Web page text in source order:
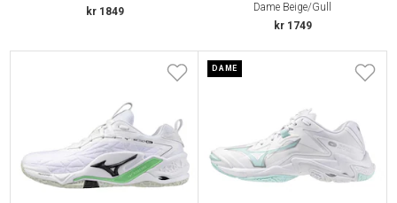
kr 1849
Dame Beige/Gull
kr 1749
DAME